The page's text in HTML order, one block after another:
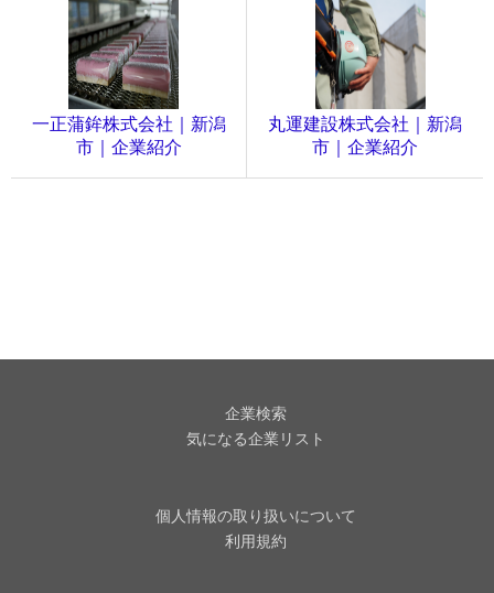
一正蒲鉾株式会社｜新潟
市｜企業紹介
丸運建設株式会社｜新潟
市｜企業紹介
企業検索
気になる企業リスト
個人情報の取り扱いについて
利用規約